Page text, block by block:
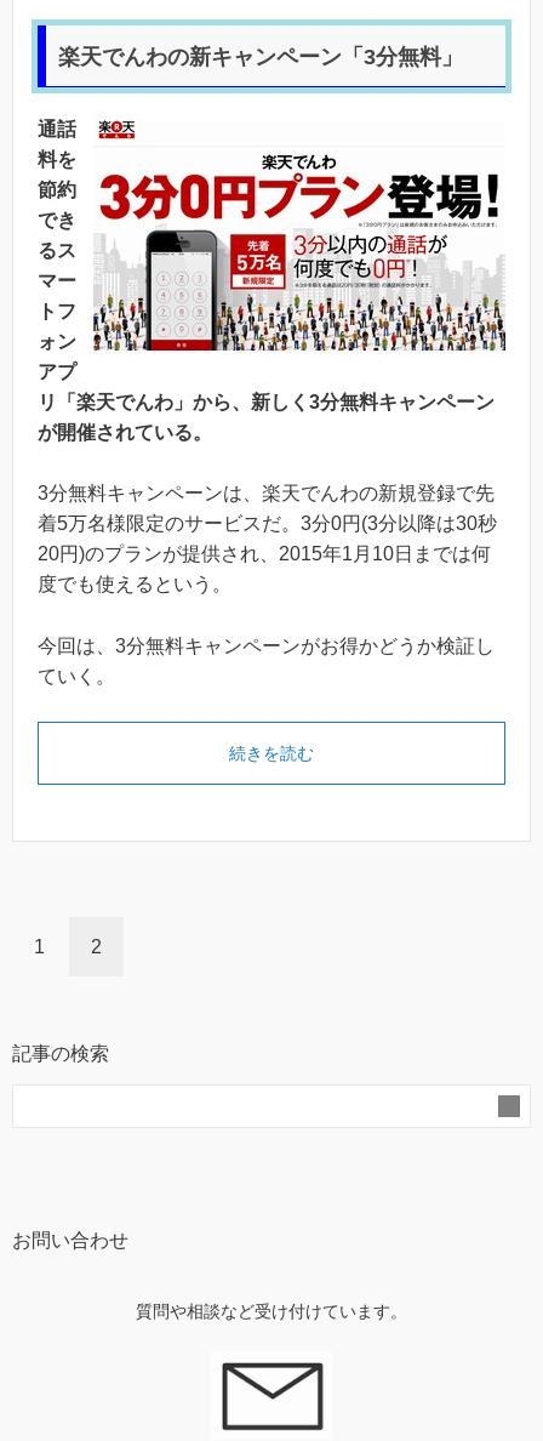
楽天でんわの新キャンペーン「3分無料」
通話
料を
節約
でき
るス
マー
トフ
ォン
アプ
リ「楽天でんわ」から、新しく3分無料キャンペーン
が開催されている。
3分無料キャンペーンは、楽天でんわの新規登録で先
着5万名様限定のサービスだ。3分0円(3分以降は30秒
20円)のプランが提供され、2015年1月10日までは何
度でも使えるという。
今回は、3分無料キャンペーンがお得かどうか検証し
ていく。
続きを読む
1 2
記事の検索
お問い合わせ
質問や相談など受け付けています。